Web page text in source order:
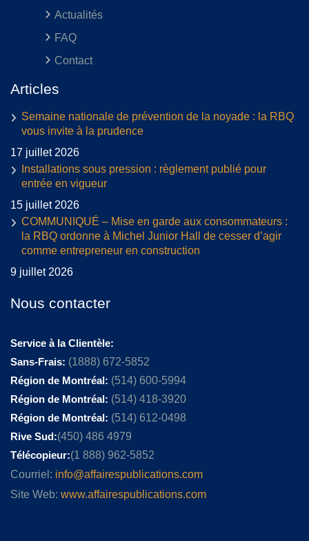
Actualités
FAQ
Contact
Articles
Semaine nationale de prévention de la noyade : la RBQ
vous invite à la prudence
17 juillet 2026
Installations sous pression : règlement publié pour
entrée en vigueur
15 juillet 2026
COMMUNIQUÉ – Mise en garde aux consommateurs :
la RBQ ordonne à Michel Junior Hall de cesser d’agir
comme entrepreneur en construction
9 juillet 2026
Nous contacter
Service à la Clientèle:
Sans-Frais: (1888) 672-5852
Région de Montréal: (514) 600-5994
Région de Montréal: (514) 418-3920
Région de Montréal: (514) 612-0498
Rive Sud:(450) 486 4979
Télécopieur:(1 888) 962-5852
Courriel: info@affairespublications.com
Site Web: www.affairespublications.com